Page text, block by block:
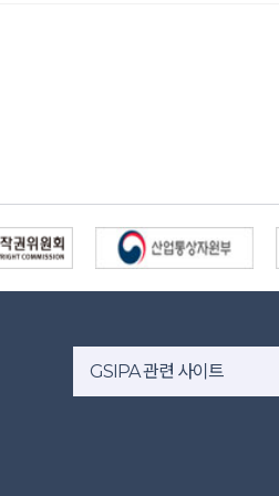
GSIPA 관련 사이트